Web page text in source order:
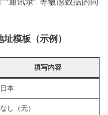
模板（示例）
填写内容
日本
なし（无）